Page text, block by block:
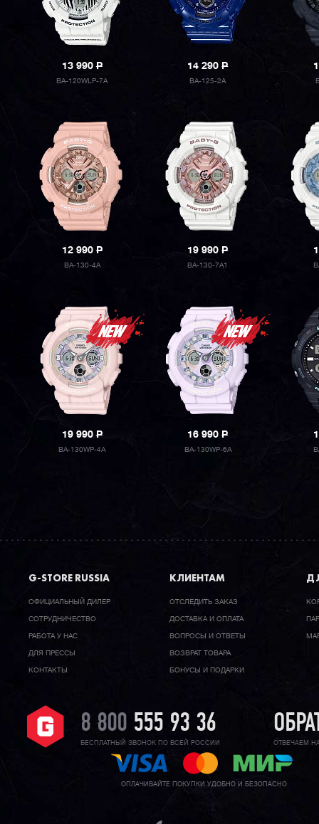
13 990P
BA-120WLP-7A
14 290P
BA-125-2A
12 990P
BA-130-4A
19 990P
BA-130-7A1
19 990P
BA-130WP-4A
16 990P
BA-130WP-6A
G-STORE RUSSIA
ОФИЦИАЛЬНЫЙ ДИЛЕР
CОТРУДНИЧЕСТВО
РАБОТА У НАС
ДЛЯ ПРЕССЫ
КОНТАКТЫ
КЛИЕНТАМ
ОТСЛЕДИТЬ ЗАКАЗ
ДОСТАВКА И ОПЛАТА
ВОПРОСЫ И ОТВЕТЫ
ВОЗВРАТ ТОВАРА
БОНУСЫ И ПОДАРКИ
8 800 555 93 36
БЕСПЛАТНЫЙ ЗВОНОК ПО ВСЕЙ РОССИИ ОТВЕЧАЕМ
ОПЛАЧИВАЙТЕ ПОКУПКИ УДОБНО И БЕЗОПАСНО